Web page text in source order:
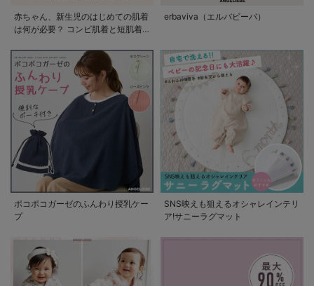
赤ちゃん、新生児のはじめての肌着
は何が必要？ コンビ肌着と短肌着
erbaviva（エルバビーバ）
ポコポコガーゼのふんわり授乳ケー
プ
SNS映えも狙えるオシャレインテリ
ア!サニーラグマット